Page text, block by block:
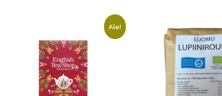
Ale!